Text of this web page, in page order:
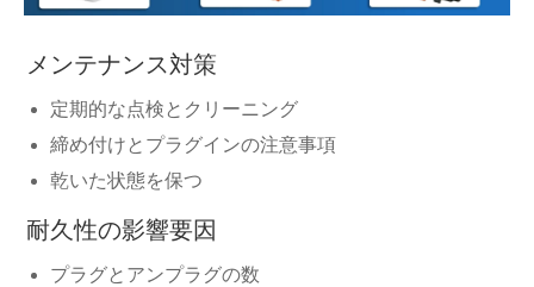
メンテナンス対策
定期的な点検とクリーニング
締め付けとプラグインの注意事項
乾いた状態を保つ
耐久性の影響要因
プラグとアンプラグの数